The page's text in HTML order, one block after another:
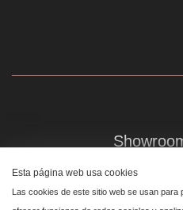
Plaza de
Centro,
Esta página web usa cookies
Las cookies de este sitio web se usan para